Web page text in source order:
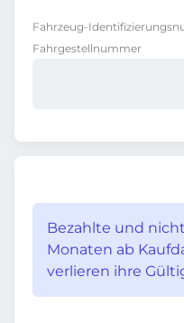
Fahrzeug-
Fahrgestellnummer
Bezahlte und
Monaten ab
verlieren ihre